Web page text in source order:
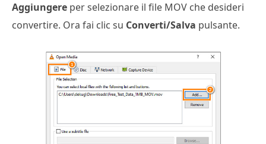
Aggiungere per selezionare il file MOV che desideri
convertire. Ora fai clic su Converti/Salva pulsante.